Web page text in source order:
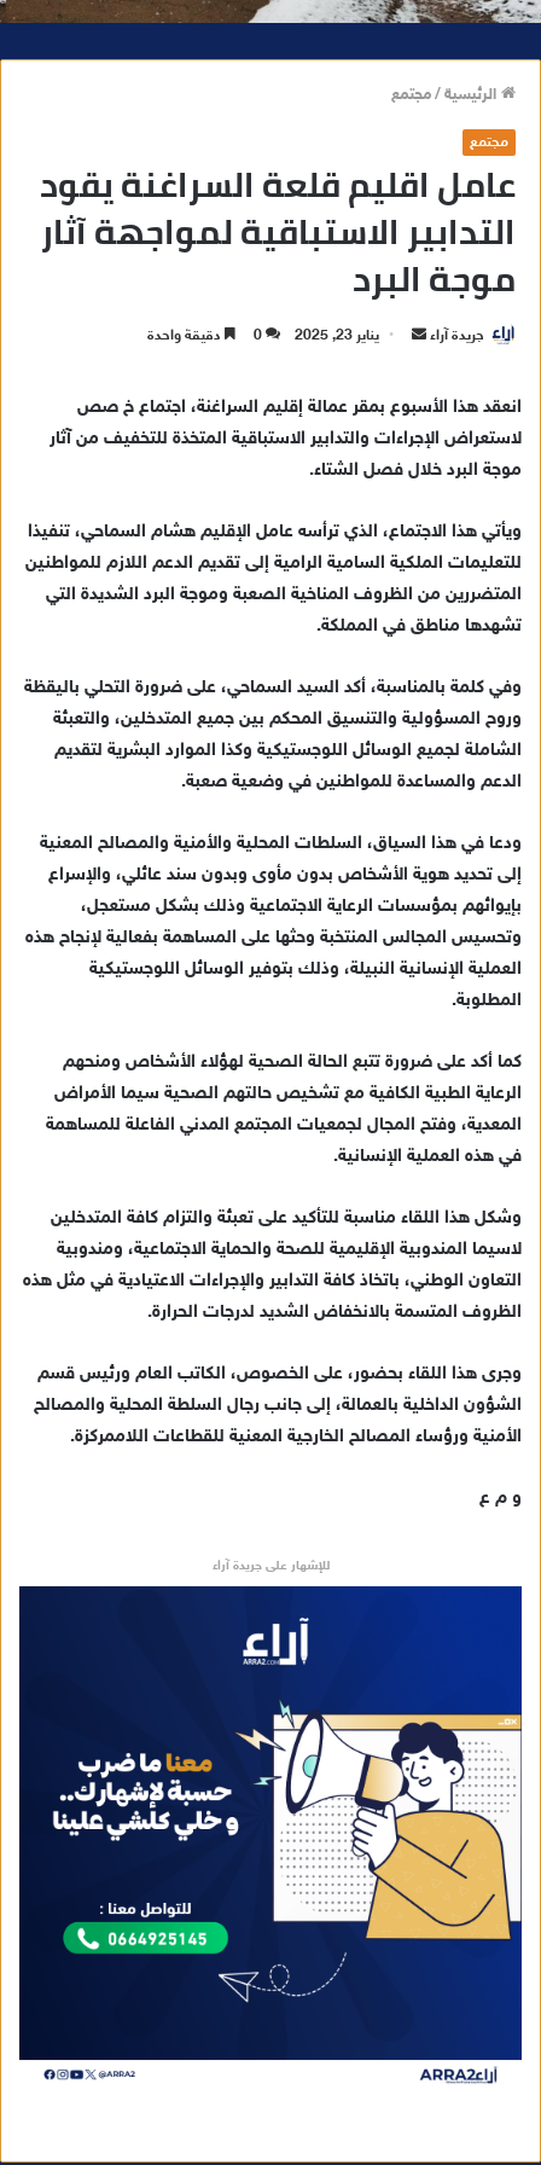
الرئيسية/مجتمع
مجتمع
عامل اقليم قلعة السراغنة يقود
التدابير الاستباقية لمواجهة آثار
موجة البرد
جريدة آراء
ب
ر
د
ا
إ
ل
ت
ر
و
يناير 23, 2025 0 دقيقة واحدة
انعقد هذا الأسبوع بمقر عمالة إقليم السراغنة، اجتماع خ صص
لاستعراض الإجراءات والتدابير الاستباقية المتخذة للتخفيف من آثار
موجة البرد خلال فصل الشتاء.
ويأتي هذا الاجتماع، الذي ترأسه عامل الإقليم هشام السماحي، تنفيذا
للتعليمات الملكية السامية الرامية إلى تقديم الدعم اللازم للمواطنين
المتضررين من الظروف المناخية الصعبة وموجة البرد الشديدة التي
تشهدها مناطق في المملكة.
وفي كلمة بالمناسبة، أكد السيد السماحي، على ضرورة التحلي باليقظة
وروح المسؤولية والتنسيق المحكم بين جميع المتدخلين، والتعبئة
الشاملة لجميع الوسائل اللوجستيكية وكذا الموارد البشرية لتقديم
الدعم والمساعدة للمواطنين في وضعية صعبة.
ودعا في هذا السياق، السلطات المحلية والأمنية والمصالح المعنية
إلى تحديد هوية الأشخاص بدون مأوى وبدون سند عائلي، والإسراع
بإيوائهم بمؤسسات الرعاية الاجتماعية وذلك بشكل مستعجل،
وتحسيس المجالس المنتخبة وحثها على المساهمة بفعالية لإنجاح هذه
العملية الإنسانية النبيلة، وذلك بتوفير الوسائل اللوجستيكية
المطلوبة.
كما أكد على ضرورة تتبع الحالة الصحية لهؤلاء الأشخاص ومنحهم
الرعاية الطبية الكافية مع تشخيص حالتهم الصحية سيما الأمراض
المعدية، وفتح المجال لجمعيات المجتمع المدني الفاعلة للمساهمة
في هذه العملية الإنسانية.
وشكل هذا اللقاء مناسبة للتأكيد على تعبئة والتزام كافة المتدخلين
لاسيما المندوبية الإقليمية للصحة والحماية الاجتماعية، ومندوبية
التعاون الوطني، باتخاذ كافة التدابير والإجراءات الاعتيادية في مثل هذه
الظروف المتسمة بالانخفاض الشديد لدرجات الحرارة.
وجرى هذا اللقاء بحضور، على الخصوص، الكاتب العام ورئيس قسم
الشؤون الداخلية بالعمالة، إلى جانب رجال السلطة المحلية والمصالح
الأمنية ورؤساء المصالح الخارجية المعنية للقطاعات اللاممركزة.
و م ع
للإشهار على جريدة آراء